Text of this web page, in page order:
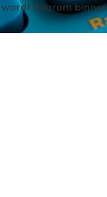
daarom